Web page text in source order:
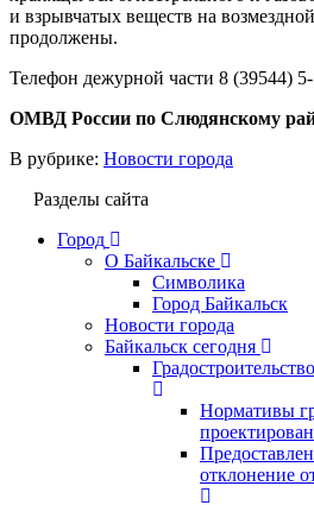
и взрывчатых веществ на
продолжены.
Телефон дежурной части 8 (39544)
ОМВД России по Слюдянскому
В рубрике: Новости города
Разделы сайта
Город
О Байкальске
Символика
Город Байкальск
Новости города
Байкальск сегодня
Нормативы
отклонение